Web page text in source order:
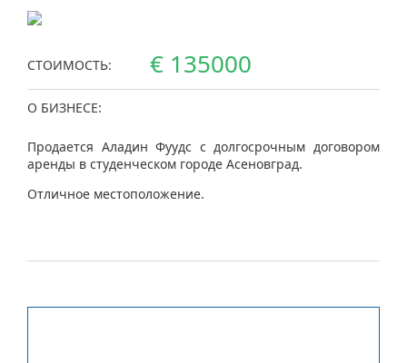
СТОИМОСТЬ: € 135000
О БИЗНЕСЕ:
Продается Аладин Фуудс с долгосрочным договором
аренды в студенческом городе Асеновград.
Отличное местоположение.